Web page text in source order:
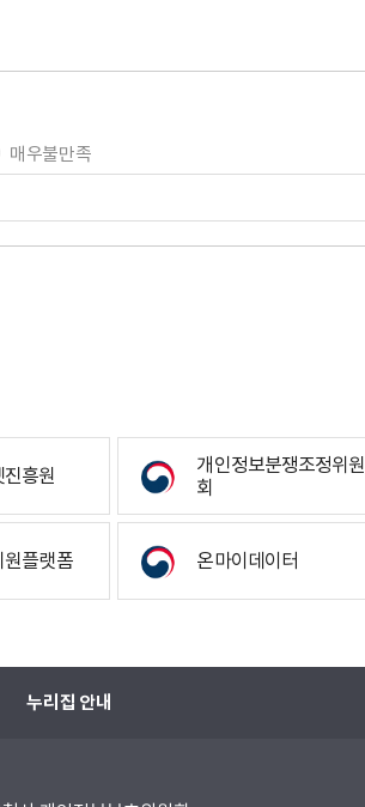
매우불만족
흥원
개인정보분쟁조정위원
회
원플랫폼 온마이데이터
누리집 안내